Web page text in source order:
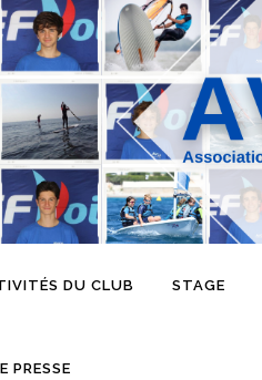
DU CLUB STAGE
PRESSE